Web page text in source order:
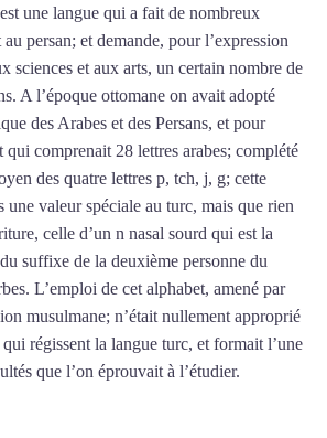
une langue qui a fait de nombreux
au persan; et demande, pour l’expression
sciences et aux arts, un certain nombre de
A l’époque ottomane on avait adopté
des Arabes et des Persans, et pour
qui comprenait 28 lettres arabes; complété
des quatre lettres p, tch, j, g; cette
une valeur spéciale au turc, mais que rien
celle d’un n nasal sourd qui est la
suffixe de la deuxième personne du
L’emploi de cet alphabet, amené par
musulmane; n’était nullement approprié
régissent la langue turc, et formait l’une
que l’on éprouvait à l’étudier.